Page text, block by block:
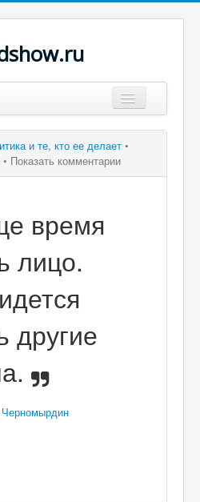
и те, кто ее делает •
Показать комментарии
время
лицо.
другие
Черномырдин